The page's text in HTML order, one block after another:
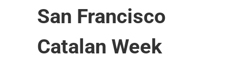
San Francisco
Catalan Week